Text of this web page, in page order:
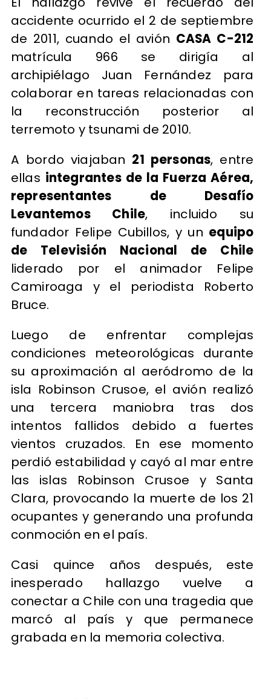
accidente ocurrido el 2 de septiembre
de 2011, cuando el avión CASA C-212
matrícula 966 se dirigía al
archipiélago Juan Fernández para
colaborar en tareas relacionadas con
la reconstrucción posterior al
terremoto y tsunami de 2010.
A bordo viajaban 21 personas, entre
ellas integrantes de la Fuerza Aérea,
representantes de Desafío
Levantemos Chile, incluido su
fundador Felipe Cubillos, y un equipo
de Televisión Nacional de Chile
liderado por el animador Felipe
Camiroaga y el periodista Roberto
Bruce.
Luego de enfrentar complejas
condiciones meteorológicas durante
su aproximación al aeródromo de la
isla Robinson Crusoe, el avión realizó
una tercera maniobra tras dos
intentos fallidos debido a fuertes
vientos cruzados. En ese momento
perdió estabilidad y cayó al mar entre
las islas Robinson Crusoe y Santa
Clara, provocando la muerte de los 21
ocupantes y generando una profunda
conmoción en el país.
Casi quince años después, este
inesperado hallazgo vuelve a
conectar a Chile con una tragedia que
marcó al país y que permanece
grabada en la memoria colectiva.